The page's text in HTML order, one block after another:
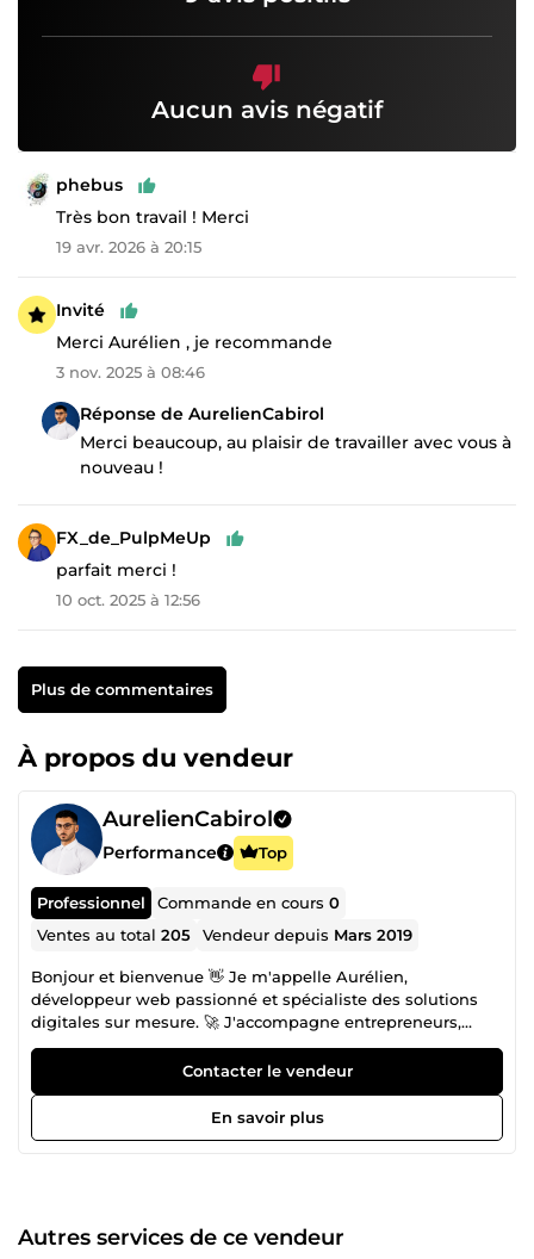
Aucun avis négatif
phebus
Très bon travail ! Merci
19 avr. 2026 à 20:15
Invité
Merci Aurélien , je recommande
3 nov. 2025 à 08:46
Réponse de AurelienCabirol
Merci beaucoup, au plaisir de travailler avec vous à
nouveau !
FX_de_PulpMeUp
parfait merci !
10 oct. 2025 à 12:56
Plus de commentaires
À propos du vendeur
AurelienCabirol
Performance Top
Professionnel Commande en cours0
Ventes au total205 Vendeur depuis Mars 2019
Bonjour et bienvenue 👋 Je m'appelle Aurélien,
développeur web passionné et spécialiste des solutions
digitales sur mesure. 🚀 J'accompagne entrepreneurs,
indépendants, TPE et entreprises dans la création,
l’optimisation et le développement de leur présence en
ligne. Mes domaines d’expertise : Création de sites web
(site vitrine, e-commerce, landing page, sur mesure)
Développement d’applications mobiles (Android &amp;
solutions techniques personnalisées Au-delà de la
technique, ma priorité est simple : la réussite de votre
Contacter le vendeur
En savoir plus
Autres services de ce vendeur